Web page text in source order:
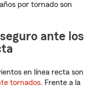
por tornado son
ante los
en línea recta son
tornados. Frente a la